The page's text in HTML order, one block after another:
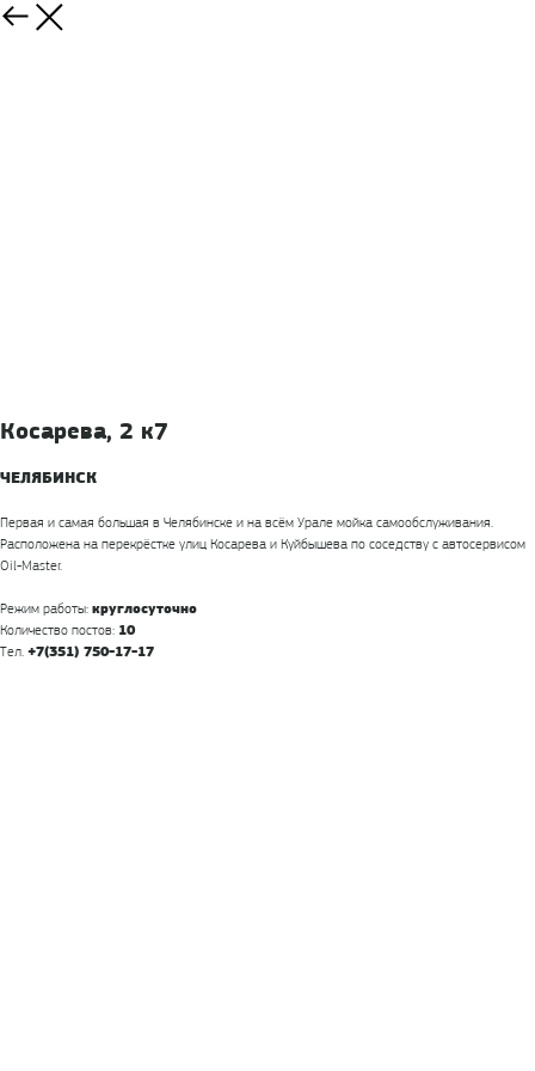
Косарева, 2 к7
ЧЕЛЯБИНСК
Первая и самая большая в Челябинске и на всём Урале мойка самообслуживания.
Расположена на перекрёстке улиц Косарева и Куйбышева по соседству с автосервисом
Oil-Master.
Режим работы: круглосуточно
Количество постов: 10
Тел. +7(351) 750-17-17